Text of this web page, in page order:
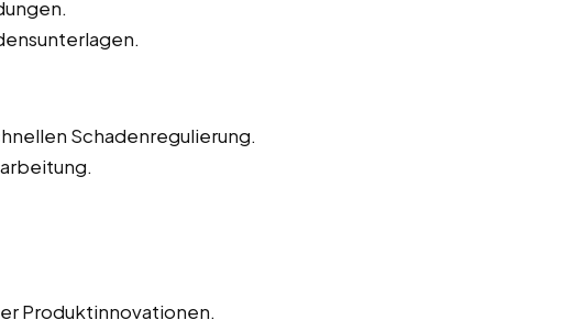
Schadenregulierung.
Produktinnovationen.